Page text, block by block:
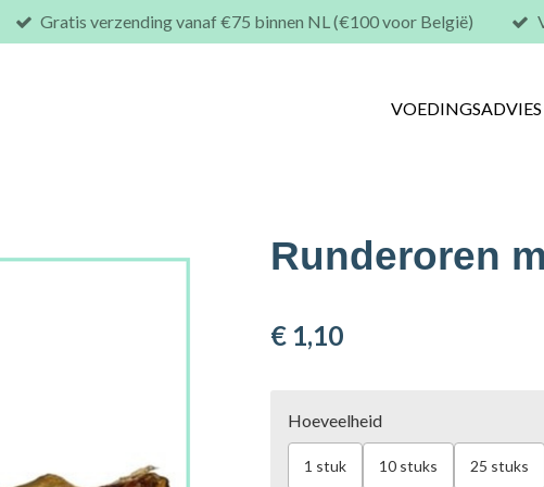
Gratis verzending vanaf €75 binnen NL (€100 voor België)
VOEDINGSADVIES
Runderoren
€ 1,10
Hoeveelheid
1 stuk 10 stuks 25 stuks